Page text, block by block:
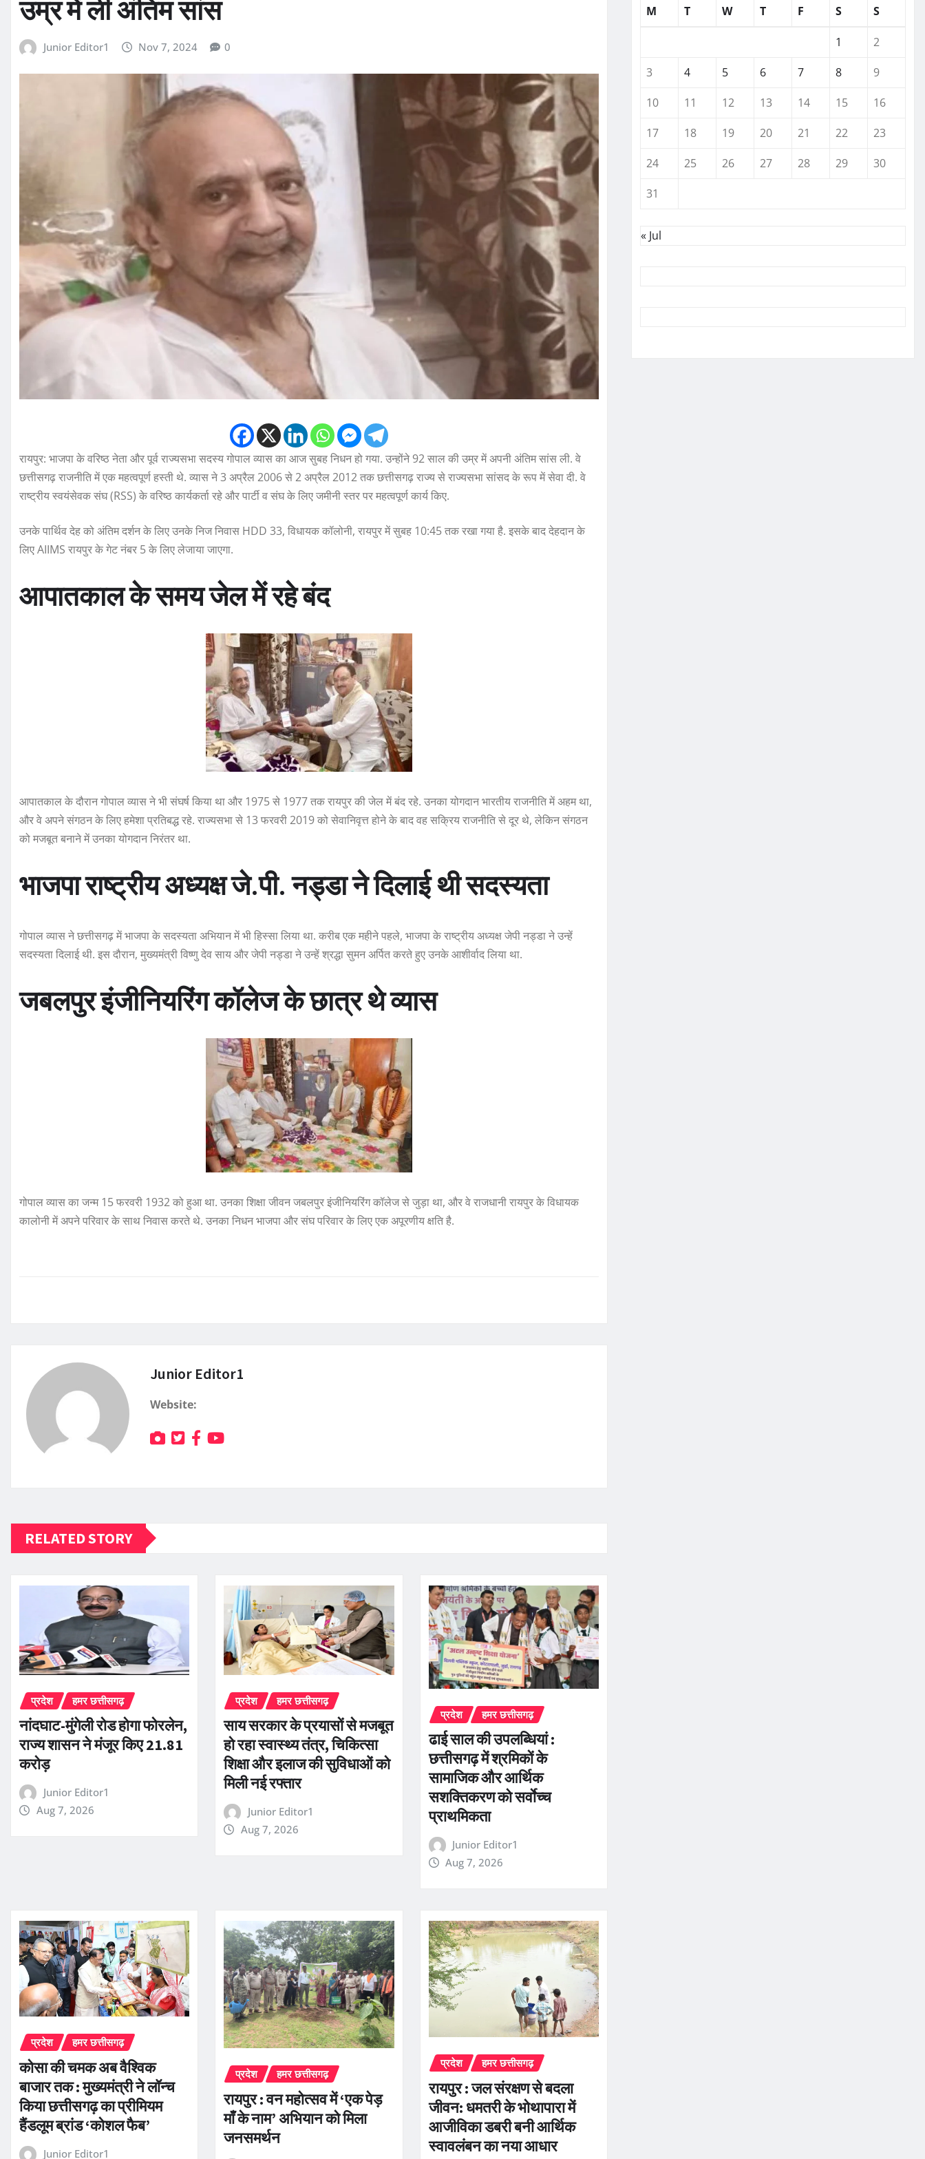
उम्र में ली अंतिम सांस
Junior Editor1 Nov 7, 2024 0
रायपुर: भाजपा के वरिष्ठ नेता और पूर्व राज्यसभा सदस्य गोपाल व्यास का आज सुबह निधन हो गया. उन्होंने 92 साल की उम्र में अपनी अंतिम सांस ली. वे
छत्तीसगढ़ राजनीति में एक महत्वपूर्ण हस्ती थे. व्यास ने 3 अप्रैल 2006 से 2 अप्रैल 2012 तक छत्तीसगढ़ राज्य से राज्यसभा सांसद के रूप में सेवा दी. वे
राष्ट्रीय स्वयंसेवक संघ (RSS) के वरिष्ठ कार्यकर्ता रहे और पार्टी व संघ के लिए जमीनी स्तर पर महत्वपूर्ण कार्य किए.
उनके पार्थिव देह को अंतिम दर्शन के लिए उनके निज निवास HDD 33, विधायक कॉलोनी, रायपुर में सुबह 10:45 तक रखा गया है. इसके बाद देहदान के
लिए AIIMS रायपुर के गेट नंबर 5 के लिए लेजाया जाएगा.
आपातकाल के समय जेल में रहे बंद
आपातकाल के दौरान गोपाल व्यास ने भी संघर्ष किया था और 1975 से 1977 तक रायपुर की जेल में बंद रहे. उनका योगदान भारतीय राजनीति में अहम था,
और वे अपने संगठन के लिए हमेशा प्रतिबद्ध रहे. राज्यसभा से 13 फरवरी 2019 को सेवानिवृत्त होने के बाद वह सक्रिय राजनीति से दूर थे, लेकिन संगठन
को मजबूत बनाने में उनका योगदान निरंतर था.
भाजपा राष्ट्रीय अध्यक्ष जे.पी. नड्डा ने दिलाई थी सदस्यता
गोपाल व्यास ने छत्तीसगढ़ में भाजपा के सदस्यता अभियान में भी हिस्सा लिया था. करीब एक महीने पहले, भाजपा के राष्ट्रीय अध्यक्ष जेपी नड्डा ने उन्हें
सदस्यता दिलाई थी. इस दौरान, मुख्यमंत्री विष्णु देव साय और जेपी नड्डा ने उन्हें श्रद्धा सुमन अर्पित करते हुए उनके आशीर्वाद लिया था.
जबलपुर इंजीनियरिंग कॉलेज के छात्र थे व्यास
गोपाल व्यास का जन्म 15 फरवरी 1932 को हुआ था. उनका शिक्षा जीवन जबलपुर इंजीनियरिंग कॉलेज से जुड़ा था, और वे राजधानी रायपुर के विधायक
कालोनी में अपने परिवार के साथ निवास करते थे. उनका निधन भाजपा और संघ परिवार के लिए एक अपूरणीय क्षति है.
Junior Editor1
Website:
RELATED STORY
प्रदेश हमर छत्तीसगढ़
नांदघाट-मुंगेली रोड होगा फोरलेन,
राज्य शासन ने मंजूर किए 21.81
करोड़
Junior Editor1
Aug 7, 2026
प्रदेश हमर छत्तीसगढ़
साय सरकार के प्रयासों से मजबूत
हो रहा स्वास्थ्य तंत्र, चिकित्सा
शिक्षा और इलाज की सुविधाओं को
मिली नई रफ्तार
Junior Editor1
Aug 7, 2026
प्रदेश हमर छत्तीसगढ़
ढाई साल की उपलब्धियां :
छत्तीसगढ़ में श्रमिकों के
सामाजिक और आर्थिक
सशक्तिकरण को सर्वाेच्च
प्राथमिकता
Junior Editor1
Aug 7, 2026
प्रदेश हमर छत्तीसगढ़
कोसा की चमक अब वैश्विक
बाजार तक : मुख्यमंत्री ने लॉन्च
किया छत्तीसगढ़ का प्रीमियम
हैंडलूम ब्रांड ‘कोशल फैब’
Junior Editor1
प्रदेश हमर छत्तीसगढ़
रायपुर : वन महोत्सव में ‘एक पेड़
माँ के नाम’ अभियान को मिला
जनसमर्थन
प्रदेश हमर छत्तीसगढ़
रायपुर : जल संरक्षण से बदला
जीवन: धमतरी के भोथापारा में
आजीविका डबरी बनी आर्थिक
स्वावलंबन का नया आधार
M
T W T F S S
1
2
3
4 5 6 7 8
9
10
11 12 13 14 15
16
17
18 19 20 21 22
23
24
25 26 27 28 29
30
31
« Jul